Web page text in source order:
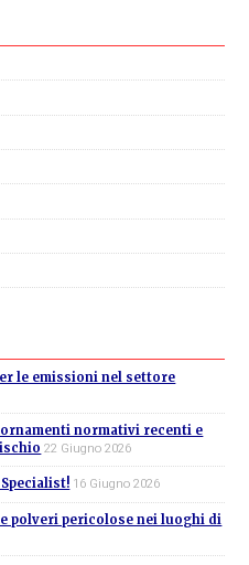
le emissioni nel settore
normativi recenti e
22 Giugno 2026
16 Giugno 2026
polveri pericolose nei luoghi di